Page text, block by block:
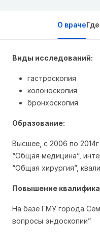
О враче
Виды исследований:
гастроскопия
колоноскопия
бронхоскопия
Образование:
Высшее, c 2006 по
“Общая медицина”,
“Общая хирургия”,
Повышение
На базе ГМУ города
вопросы эндоскопии”